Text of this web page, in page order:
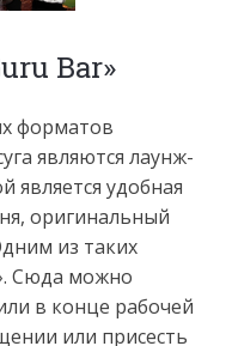
Bar»
форматов
являются лаунж-
является удобная
оригинальный
из таких
Сюда можно
в конце рабочей
или присесть